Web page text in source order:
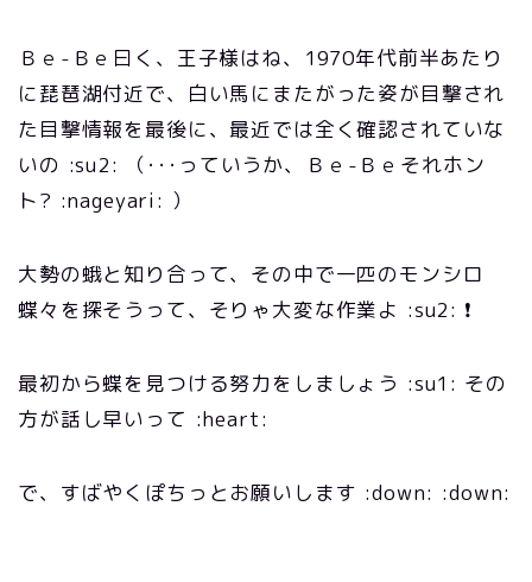
Ｂｅ-Ｂｅ曰く、王子様はね、1970年代前半あたり
に琵琶湖付近で、白い馬にまたがった姿が目撃され
た目撃情報を最後に、最近では全く確認されていな
いの :su2: （･･･っていうか、Ｂｅ-Ｂｅそれホン
ト? :nageyari: ）
大勢の蛾と知り合って、その中で一匹のモンシロ
蝶々を探そうって、そりゃ大変な作業よ :su2: ❗
最初から蝶を見つける努力をしましょう :su1: その
方が話し早いって :heart:
で、すばやくぽちっとお願いします :down: :down: